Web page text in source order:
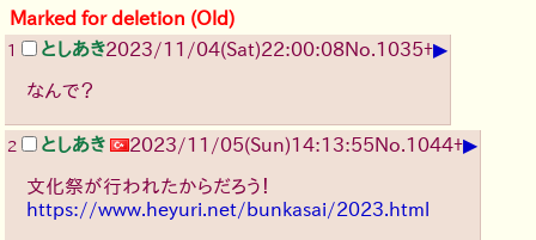
Marked for deletion (Old)
1 としあき2023/11/04(Sat)22:00:08No.1035+▶
なんで？
2 としあき 2023/11/05(Sun)14:13:55No.1044+▶
文化祭が行われたからだろう！
https://www.heyuri.net/bunkasai/2023.html